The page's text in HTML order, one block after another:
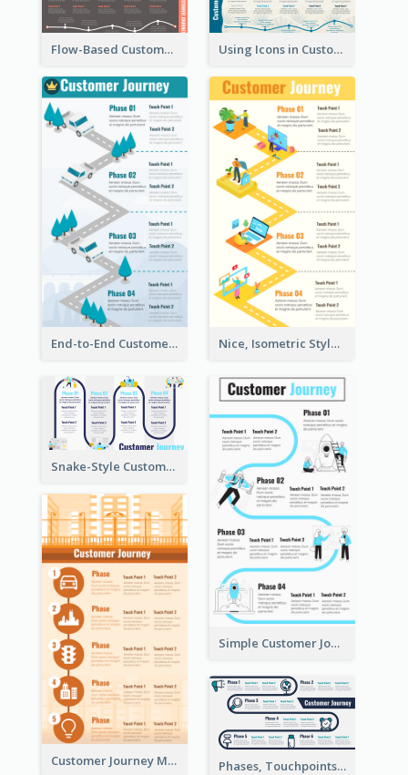
Flow-Based Customer Journey Map Using Icons in Customer Journey Maps
End-to-End Customer Journey Map Template Nice, Isometric Style Customer Journey Map
Snake-Style Customer Journey Map Template
Simple Customer Journey Map Template
Customer Journey Map for Infographic Phases, Touchpoints in Customer Journey Map